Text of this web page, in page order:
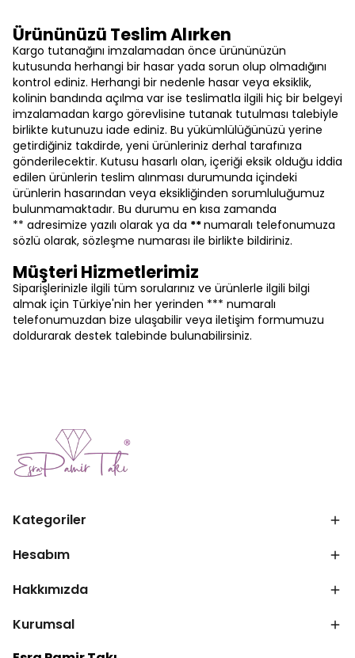
Ürününüzü Teslim Alırken
Kargo tutanağını imzalamadan önce ürününüzün
kutusunda herhangi bir hasar yada sorun olup olmadığını
kontrol ediniz. Herhangi bir nedenle hasar veya eksiklik,
kolinin bandında açılma var ise teslimatla ilgili hiç bir belgeyi
imzalamadan kargo görevlisine tutanak tutulması talebiyle
birlikte kutunuzu iade ediniz. Bu yükümlülüğünüzü yerine
getirdiğiniz takdirde, yeni ürünleriniz derhal tarafınıza
gönderilecektir. Kutusu hasarlı olan, içeriği eksik olduğu iddia
edilen ürünlerin teslim alınması durumunda içindeki
ürünlerin hasarından veya eksikliğinden sorumluluğumuz
bulunmamaktadır. Bu durumu en kısa zamanda
** adresimize yazılı olarak ya da **numaralı telefonumuza
sözlü olarak, sözleşme numarası ile birlikte bildiriniz.
Müşteri Hizmetlerimiz
Siparişlerinizle ilgili tüm sorularınız ve ürünlerle ilgili bilgi
almak için Türkiye'nin her yerinden *** numaralı
telefonumuzdan bize ulaşabilir veya iletişim formumuzu
doldurarak destek talebinde bulunabilirsiniz.
Kategoriler
Hesabım
Hakkımızda
Kurumsal